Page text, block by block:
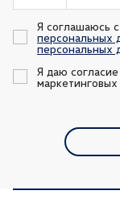
Я соглашаюсь
персональных
персональных
Я даю